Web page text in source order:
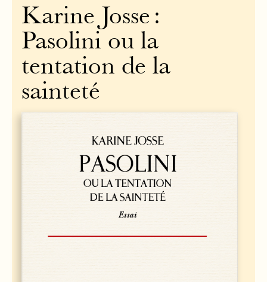
Karine Josse :
Pasolini ou la
tentation de la
sainteté